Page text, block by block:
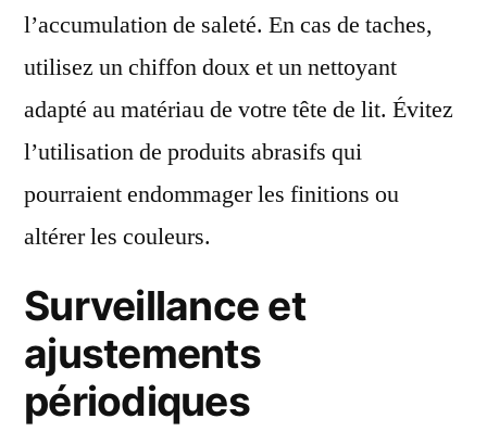
l’accumulation de saleté. En cas de taches,
utilisez un chiffon doux et un nettoyant
adapté au matériau de votre tête de lit. Évitez
l’utilisation de produits abrasifs qui
pourraient endommager les finitions ou
altérer les couleurs.
Surveillance et
ajustements
périodiques